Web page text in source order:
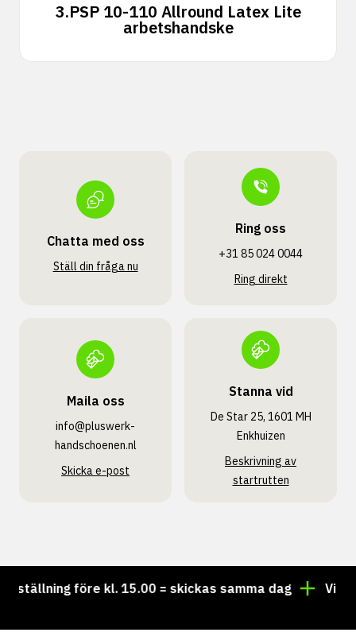
3.PSP 10-110 Allround Latex Lite
arbetshandske
Chatta med oss
Ställ din fråga nu
Ring oss
+31 85 024 0044
Ring direkt
Maila oss
info@pluswerk­
handschoenen.nl
Skicka e-post
Stanna vid
De Star 25, 1601 MH
Enkhuizen
Beskrivning av
startrutten
före kl. 15.00 = skickas samma dag Vill du